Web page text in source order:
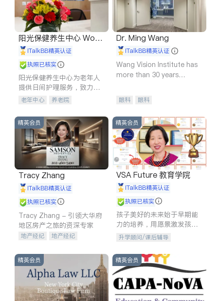
阳光保健养生中心 World
shine
iTalkBB精英认证
执照已核实
阳光保健养生中心为老年人
提供日间护理服务，致力于
通过持续的护理创新来有效
老年中心 养老院
Dr. Ming Wang
iTalkBB精英认证
Wang Vision Institute has
more than 30 years
眼科 眼科
精英会员
Tracy Zhang
iTalkBB精英认证
执照已核实
Tracy Zhang - 引领大华府
地区房产之旅的资深专家
地产经纪
地产经纪
商铺租售
精英会员
VSA Future 教育学院
iTalkBB精英认证
执照已核实
孩子美好的未来始于早期能
力的培养，用愿景激发孩子
的学习潜力和动力。理念：
拥有成长型心态是成功的基
石。
升学顾问/课后辅导
精英会员 精英会员